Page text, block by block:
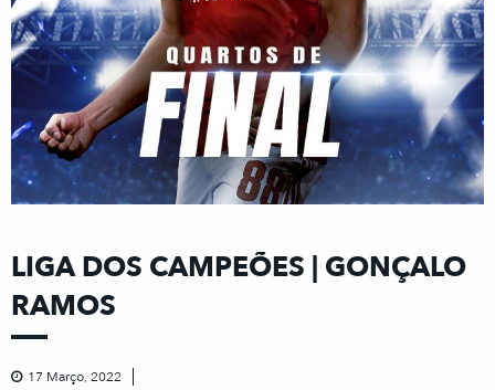
LIGA DOS CAMPEÕES | GONÇALO
RAMOS
17 Março, 2022